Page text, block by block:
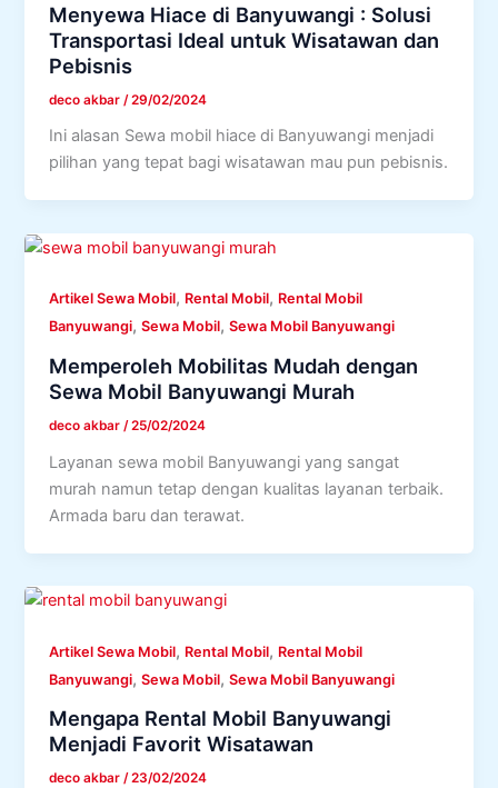
Menyewa Hiace di Banyuwangi : Solusi
Transportasi Ideal untuk Wisatawan dan
Pebisnis
deco akbar /29/02/2024
Ini alasan Sewa mobil hiace di Banyuwangi menjadi
pilihan yang tepat bagi wisatawan mau pun pebisnis.
Artikel Sewa Mobil, Rental Mobil, Rental Mobil
Banyuwangi,Sewa Mobil,Sewa Mobil Banyuwangi
Memperoleh Mobilitas Mudah dengan
Sewa Mobil Banyuwangi Murah
deco akbar/25/02/2024
Layanan sewa mobil Banyuwangi yang sangat
murah namun tetap dengan kualitas layanan terbaik.
Armada baru dan terawat.
Artikel Sewa Mobil, Rental Mobil, Rental Mobil
Banyuwangi,Sewa Mobil,Sewa Mobil Banyuwangi
Mengapa Rental Mobil Banyuwangi
Menjadi Favorit Wisatawan
deco akbar/23/02/2024